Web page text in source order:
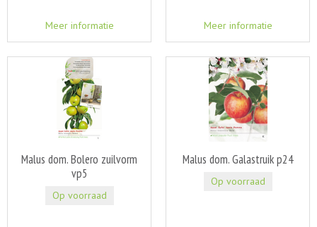
Meer informatie Meer informatie
Malus dom. Bolero zuilvorm
vp5
Op voorraad
Malus dom. Galastruik p24
Op voorraad